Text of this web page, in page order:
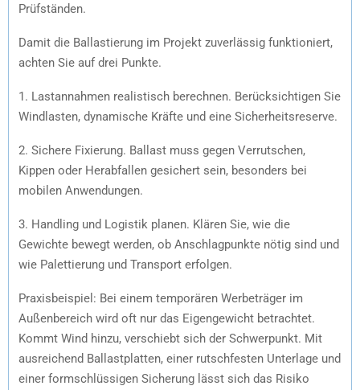
Prüfständen.
Damit die Ballastierung im Projekt zuverlässig funktioniert,
achten Sie auf drei Punkte.
1. Lastannahmen realistisch berechnen. Berücksichtigen Sie
Windlasten, dynamische Kräfte und eine Sicherheitsreserve.
2. Sichere Fixierung. Ballast muss gegen Verrutschen,
Kippen oder Herabfallen gesichert sein, besonders bei
mobilen Anwendungen.
3. Handling und Logistik planen. Klären Sie, wie die
Gewichte bewegt werden, ob Anschlagpunkte nötig sind und
wie Palettierung und Transport erfolgen.
Praxisbeispiel: Bei einem temporären Werbeträger im
Außenbereich wird oft nur das Eigengewicht betrachtet.
Kommt Wind hinzu, verschiebt sich der Schwerpunkt. Mit
ausreichend Ballastplatten, einer rutschfesten Unterlage und
einer formschlüssigen Sicherung lässt sich das Risiko